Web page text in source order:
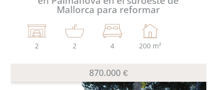
Mallorca para reformar
2 2 4 200 m²
870.000 €